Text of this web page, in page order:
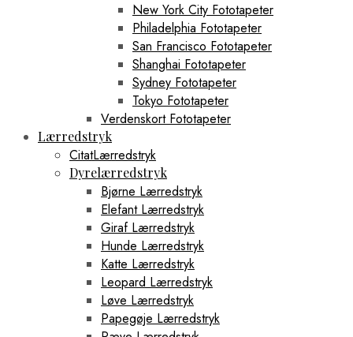
New York City Fototapeter
Philadelphia Fototapeter
San Francisco Fototapeter
Shanghai Fototapeter
Sydney Fototapeter
Tokyo Fototapeter
Verdenskort Fototapeter
Lærredstryk
CitatLærredstryk
Dyrelærredstryk
Bjørne Lærredstryk
Elefant Lærredstryk
Giraf Lærredstryk
Hunde Lærredstryk
Katte Lærredstryk
Leopard Lærredstryk
Løve Lærredstryk
Papegøje Lærredstryk